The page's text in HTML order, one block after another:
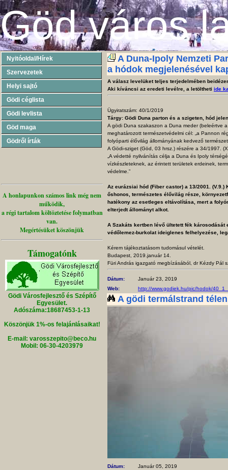
A Duna-Ipoly Nemzeti
a hódok megjelenésével
A válasz levelüket teljes terjedelmében
Aki kíváncsi az eredeti levélre, a letöltheti ide
Ügyiratszám: 40/1/2019
Tárgy: Gödi Duna parton és a szigeten, hód
A gödi Duna szakaszon a Duna meder (beleértve
meghatározott természetvédelmi cél: „a Pannon
folyóparti élővilág állományának kedvező
A Gödi-sziget (Göd, 03 hrsz.) részére a 34/1997.
„A védetté nyilvánítás célja a Duna és Ipoly
vízkészleteknek, az érintett területek erdeinek,
védelme.”
Az eurázsiai hód (Fiber castor) a 13/2001.
őshonos, természetes élővilág része,
hatékony az esetleges eltávolítása, mert a
elterjedt állományt alkot.
A Szakáts kertben lévő ültetett fék
védőlemez-burkolat ideiglenes felhelyezése,
Kérem tájékoztatásom tudomásul vételét.
Budapest, 2019.január 14.
Füri András igazgató megbízásából, dr Kézdy Pál
Dátum:
Január 23, 2019
Web:
http://www.godiek.hu/pic/hodok/
A gödi termálstrand
Dátum:
Január 05, 2019
Nyitóoldal/Hírek
Szervezetek
Helyi sajtó
Gödi céglista
Gödi levlista
Göd maga
Gödről írták
A honlapunkon számos link még nem
működik,
a régi tartalom költöztetése folymatban
van.
Megértésüket köszönjük
Támogatónk
Gödi Városfejlesztő és Szépítő
Egyesület.
Adószáma:18687453-1-13
Köszönjük 1%-os felajánlásaikat!
E-mail: varosszepito@beco.hu
Mobil: 06-30-4203979
Göd város
: